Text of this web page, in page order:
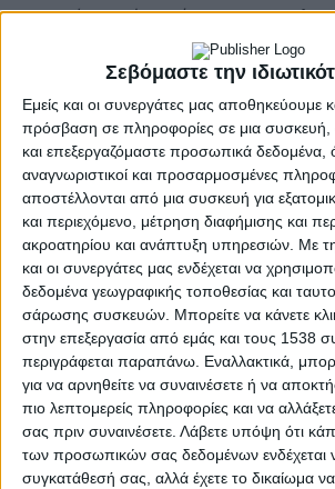
Σεβόμαστε την
Εμείς και οι συνεργάτες μας αποθηκεύουμε
πρόσβαση σε πληροφορίες σε μια
και επεξεργαζόμαστε προσωπικά δεδομένα,
αναγνωριστικοί και προσαρμοσμένες
αποστέλλονται από μια συσκευή για
και περιεχόμενο, μέτρηση διαφήμισης και
ακροατηρίου και ανάπτυξη υπηρεσιών. Με
και οι συνεργάτες μας ενδέχεται να
δεδομένα γεωγραφικής τοποθεσίας και
σάρωσης συσκευών. Μπορείτε να κάνετε
στην επεξεργασία από εμάς και τους 1538
περιγράφεται παραπάνω. Εναλλακτικά,
για να αρνηθείτε να συναινέσετε ή να
πιο λεπτομερείς πληροφορίες και να
σας πριν συναινέσετε. Λάβετε υπόψη ότι
των προσωπικών σας δεδομένων ενδέχεται
συγκατάθεσή σας, αλλά έχετε το δικαίωμα
και πρέπει κάθε μήνα να τους
Η ακρίβεια ροκανίζει
– λαϊκό εισόδημα. Όμως, η
ενεργειακή φτώχεια τον 21ο
φυσικά φαινόμενα, ούτε
αιτία και ένοχο, είναι η
κέρδος των ενεργειακών και
επιχειρηματικών ομίλων, που
συνέπεια όλες οι μέχρι και
κυβερνήσεις.
Και αυτό ανεξάρτητα από τις
αντιπαραθέσεις μεταξύ των νυν
διαχειριστών, που θέλουν το λαό
άπραγο.